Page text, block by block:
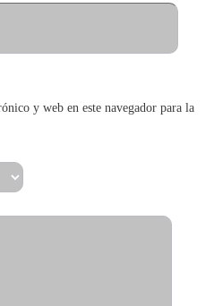
y web en este navegador para la